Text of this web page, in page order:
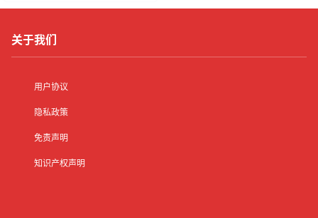
关于我们
用户协议
隐私政策
免责声明
知识产权声明